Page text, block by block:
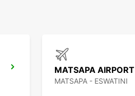
MATSAPA AIRPORT
MATSAPA - ESWATINI